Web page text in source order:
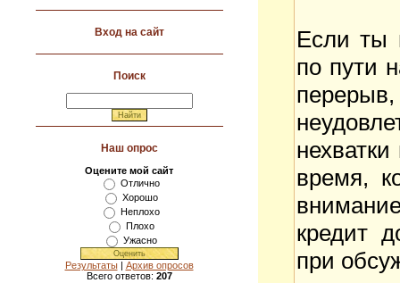
Вход на сайт
Поиск
Наш опрос
Оцените мой сайт
Отлично
Хорошо
Неплохо
Плохо
Ужасно
Результаты| Архив опросов
Всего ответов: 207
Если ты
по пути
время,
кредит
при